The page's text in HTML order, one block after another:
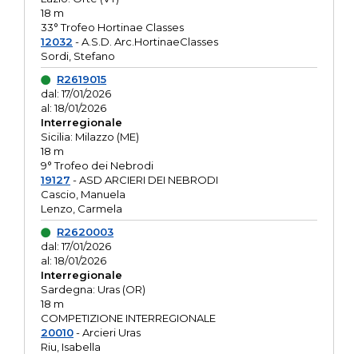
18 m
33° Trofeo Hortinae Classes
12032 - A.S.D. Arc.HortinaeClasses
Sordi, Stefano
R2619015
dal: 17/01/2026
al: 18/01/2026
Interregionale
Sicilia: Milazzo (ME)
18 m
9° Trofeo dei Nebrodi
19127 - ASD ARCIERI DEI NEBRODI
Cascio, Manuela
Lenzo, Carmela
R2620003
dal: 17/01/2026
al: 18/01/2026
Interregionale
Sardegna: Uras (OR)
18 m
COMPETIZIONE INTERREGIONALE
20010- Arcieri Uras
Riu, Isabella